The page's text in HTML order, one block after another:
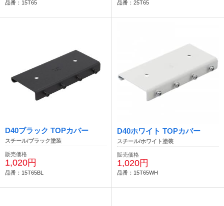
品番：15T65 品番：25T65
D40ブラック TOPカバー
スチール/ブラック塗装
販売価格
1,020円
品番：15T65BL
D40ホワイト TOPカバー
スチール/ホワイト塗装
販売価格
1,020円
品番：15T65WH